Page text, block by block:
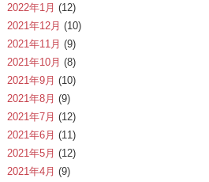
2022年1月 (12)
2021年12月 (10)
2021年11月 (9)
2021年10月 (8)
2021年9月 (10)
2021年8月 (9)
2021年7月 (12)
2021年6月 (11)
2021年5月 (12)
2021年4月 (9)